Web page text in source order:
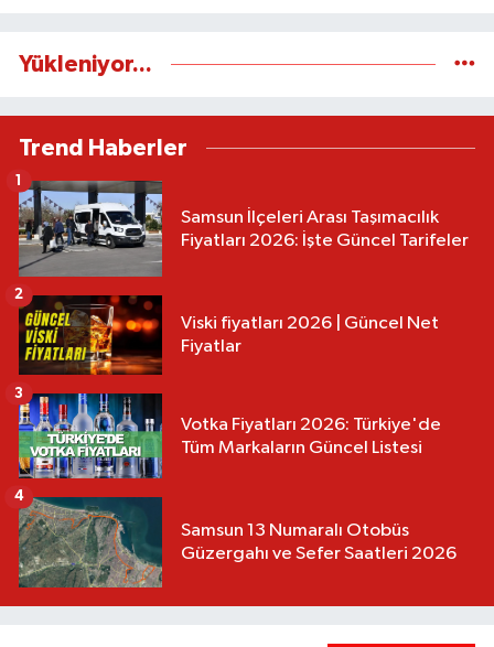
Yükleniyor...
Trend Haberler
Samsun İlçeleri Arası Taşımacılık
Fiyatları 2026: İşte Güncel Tarifeler
1
Viski fiyatları 2026 | Güncel Net
Fiyatlar
2
Votka Fiyatları 2026: Türkiye'de
Tüm Markaların Güncel Listesi
3
Samsun 13 Numaralı Otobüs
Güzergahı ve Sefer Saatleri 2026
4